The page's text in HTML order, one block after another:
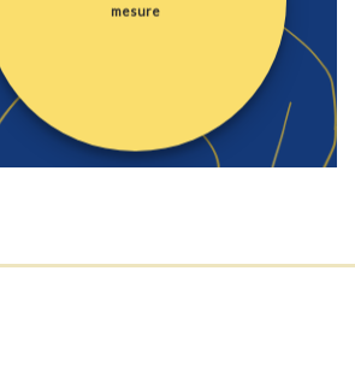
mesure